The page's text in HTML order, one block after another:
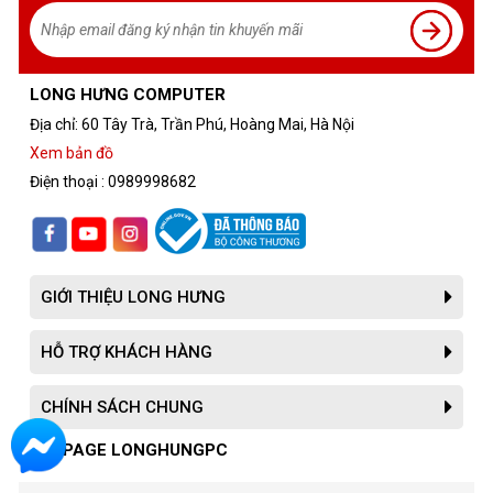
và nâng cao trải nghiệm chơi game
LONG HƯNG COMPUTER
Địa chỉ: 60 Tây Trà, Trần Phú, Hoàng Mai, Hà Nội
Xem bản đồ
Điện thoại : 0989998682
GIỚI THIỆU LONG HƯNG
HỖ TRỢ KHÁCH HÀNG
CHÍNH SÁCH CHUNG
FANPAGE LONGHUNGPC